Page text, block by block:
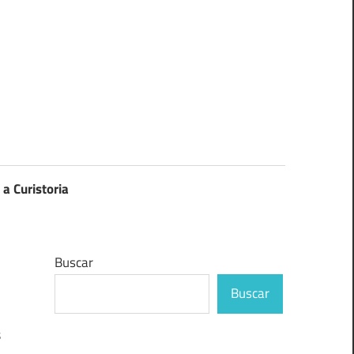
Curistoria
Buscar
Buscar